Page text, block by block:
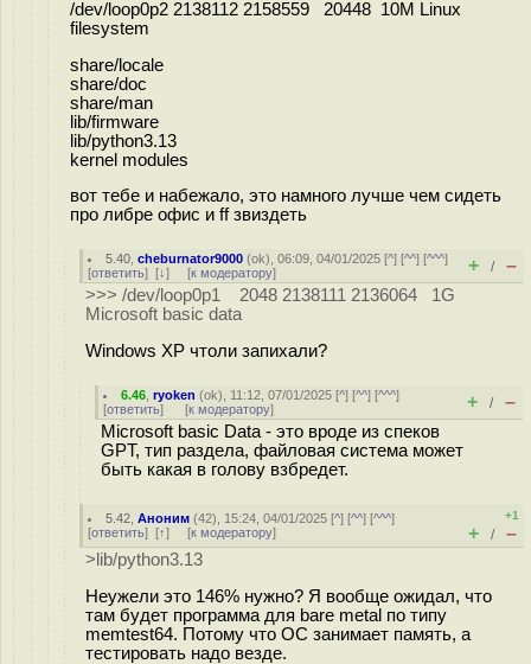
/dev/loop0p2 2138112 2158559 20448 10M Linux
filesystem
share/locale
share/doc
share/man
lib/firmware
lib/python3.13
kernel modules
вот тебе и набежало, это намного лучше чем сидеть
про либре офис и ff звиздеть
5.40 ,cheburnator9000 (ok), 06:09, 04/01/2025 [^] [^^] [^^^]
[ответить] [↓] [к модератору] + / –
>>> /dev/loop0p1 2048 2138111 2136064 1G
Microsoft basic data
Windows XP чтоли запихали?
6.46 ,ryoken (ok), 11:12, 07/01/2025 [^] [^^] [^^^]
[ответить] [к модератору] + / –
Microsoft basic Data - это вроде из спеков
GPT, тип раздела, файловая система может
быть какая в голову взбредет.
5.42 ,Аноним (42), 15:24, 04/01/2025 [^] [^^] [^^^]
[ответить] [↑] [к модератору]
+1
+ / –
>lib/python3.13
Неужели это 146% нужно? Я вообще ожидал, что
там будет программа для bare metal по типу
memtest64. Потому что ОС занимает память, а
тестировать надо везде.